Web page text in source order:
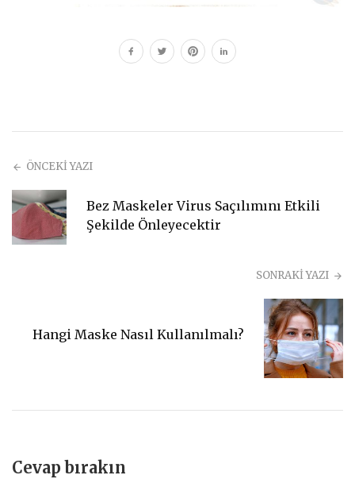
ÖNCEKİ YAZI
Bez Maskeler Virus Saçılımını Etkili
Şekilde Önleyecektir
SONRAKİ YAZI
Hangi Maske Nasıl Kullanılmalı?
Cevap bırakın